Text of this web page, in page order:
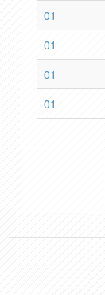
01
01
01
01